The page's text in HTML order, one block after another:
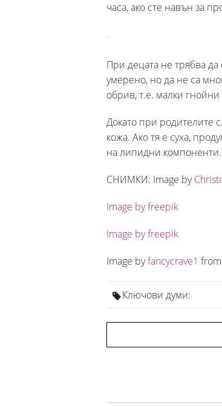
часа, ако сте навън за
При децата не трябва
умерено, но да не са
обрив, т.е. малки
Докато при родителите
кожа. Ако тя е суха,
на липидни компоненти.
СНИМКИ: Image by
Image by freepik
Image by freepik
Image byfancycrave1 from
Ключови думи: